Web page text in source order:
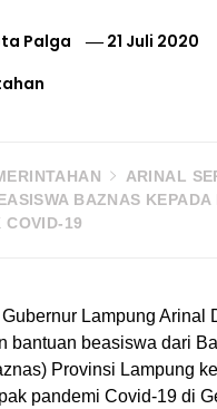
Palga
21 Juli 2020
ARINAL
BAZNAS KEPADA
COVID-19
Lampung Arinal
bantuan beasiswa dari
Provinsi Lampung
pandemi Covid-19 di